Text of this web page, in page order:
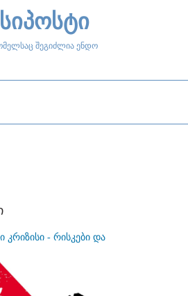
შეგიძლია ენდო
- რისკები და